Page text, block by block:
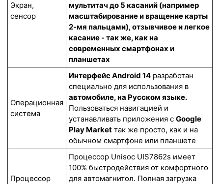
Экран,
сенсор
мультитач до 5 касаний (например
масштабирование и вращение карты
2-мя пальцами), отзывчивое и легкое
касание - так же, как на
современных смартфонах и
планшетах
Операционная
система
Интерфейс Android 14 разработан
специально для использования в
автомобиле, на Русском языке.
Пользоваться навигацией и
устанавливать приложения с Google
Play Market так же просто, как и на
обычном смартфоне или планшете
Процессор
Процессор Unisoc UIS7862s имеет
100% быстродействия от комфортного
для автомагнитол. Полная загрузка